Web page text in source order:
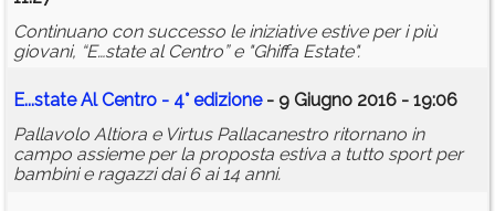
Continuano con successo le iniziative estive per i più
giovani, “E…state al Centro” e "Ghiffa Estate".
E...state Al Centro - 4° edizione- 9 Giugno 2016 - 19:06
Pallavolo Altiora e Virtus Pallacanestro ritornano in
campo assieme per la proposta estiva a tutto sport per
bambini e ragazzi dai 6 ai 14 anni.